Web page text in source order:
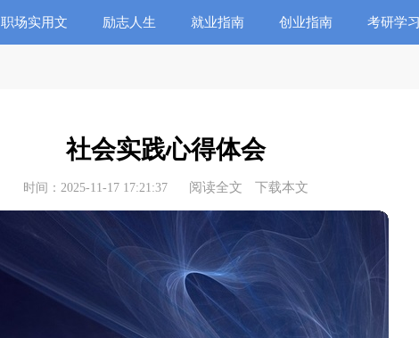
职场实用文 励志人生 就业指南 创业指南 考研学习
社会实践心得体会
时间：2025-11-17 17:21:37 阅读全文 下载本文